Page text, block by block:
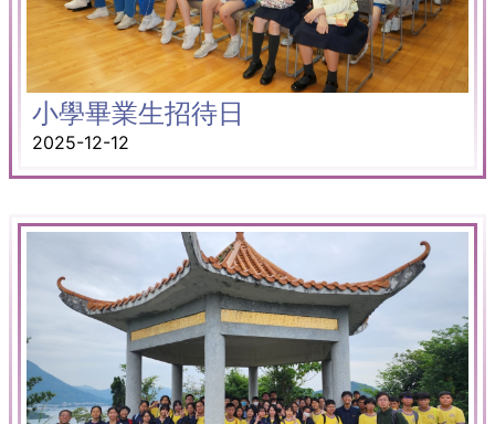
小學畢業生招待日
2025-12-12